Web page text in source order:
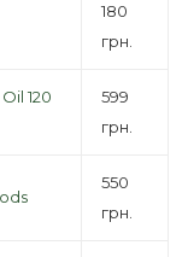
180
грн.
120
599
грн.
550
грн.